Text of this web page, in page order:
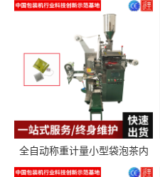
全自动称重计量小型袋泡茶内
外袋包装机三角包茶叶包装机